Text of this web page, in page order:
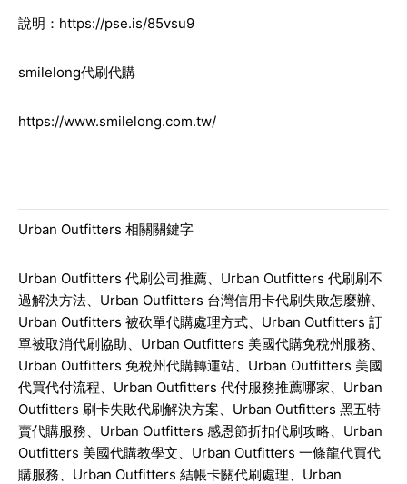
說明： https://pse.is/85vsu9
smilelong代刷代購
https://www.smilelong.com.tw/
Urban Outfitters 相關關鍵字
Urban Outfitters 代刷公司推薦、Urban Outfitters 代刷刷不
過解決方法、Urban Outfitters 台灣信用卡代刷失敗怎麼辦、
Urban Outfitters 被砍單代購處理方式、Urban Outfitters 訂
單被取消代刷協助、Urban Outfitters 美國代購免稅州服務、
Urban Outfitters 免稅州代購轉運站、Urban Outfitters 美國
代買代付流程、Urban Outfitters 代付服務推薦哪家、Urban
Outfitters 刷卡失敗代刷解決方案、Urban Outfitters 黑五特
賣代購服務、Urban Outfitters 感恩節折扣代刷攻略、Urban
Outfitters 美國代購教學文、Urban Outfitters 一條龍代買代
購服務、Urban Outfitters 結帳卡關代刷處理、Urban